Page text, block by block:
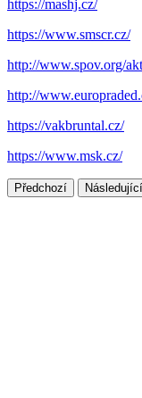
https://mashj.cz/
https://www.smscr.cz/
http://www.spov.org/
http://
https://vakbruntal.cz/
https://www.msk.cz/
Předchozí Následující